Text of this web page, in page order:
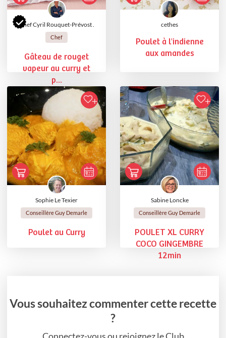
Chef Cyril Rouquet-Prévost .
Chef
Gâteau de rouget
vapeur au curry et
p...
cethes
Poulet à l'indienne
aux amandes
Sophie Le Texier
Conseillère Guy Demarle
Poulet au Curry
Sabine Loncke
Conseillère Guy Demarle
POULET XL CURRY
COCO GINGEMBRE
12min
Vous souhaitez commenter cette recette
?